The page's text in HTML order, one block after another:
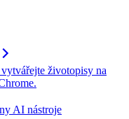
životopisy na
AI nástroje